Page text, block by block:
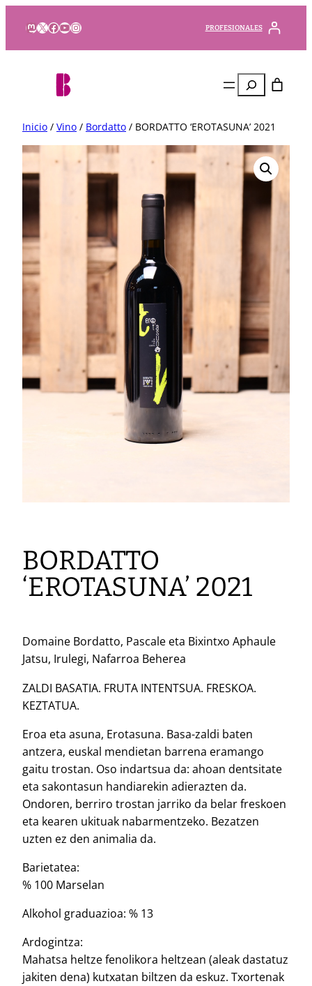
Mastodon
X Facebook
YouTube
Instagram PROFESIONALES
Buscar
Inicio / Vino / Bordatto / BORDATTO ‘EROTASUNA’ 2021
BORDATTO
‘EROTASUNA’ 2021
Domaine Bordatto, Pascale eta Bixintxo Aphaule
Jatsu, Irulegi, Nafarroa Beherea
ZALDI BASATIA. FRUTA INTENTSUA. FRESKOA.
KEZTATUA.
Eroa eta asuna, Erotasuna. Basa-zaldi baten
antzera, euskal mendietan barrena eramango
gaitu trostan. Oso indartsua da: ahoan dentsitate
eta sakontasun handiarekin adierazten da.
Ondoren, berriro trostan jarriko da belar freskoen
eta kearen ukituak nabarmentzeko. Bezatzen
uzten ez den animalia da.
Barietatea:
% 100 Marselan
Alkohol graduazioa: % 13
Ardogintza:
Mahatsa heltze fenolikora heltzean (aleak dastatuz
jakiten dena) kutxatan biltzen da eskuz. Txortenak